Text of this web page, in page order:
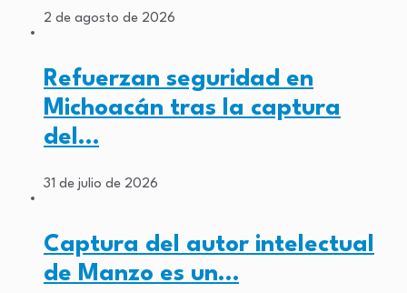
2 de agosto de 2026
Refuerzan seguridad en
Michoacán tras la captura
del…
31 de julio de 2026
Captura del autor intelectual
de Manzo es un…